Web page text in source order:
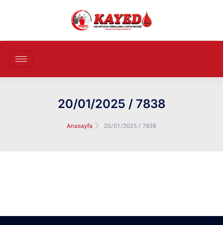
20/01/2025 / 7838
Anasayfa 20/01/2025 / 7838